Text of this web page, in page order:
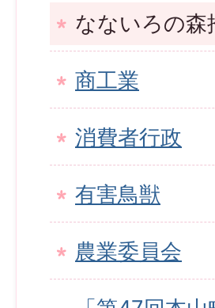
なないろの森
商工業
消費者行政
有害鳥獣
農業委員会